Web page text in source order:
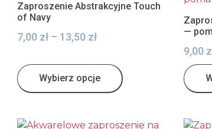
Zaproszenie Abstrakcyjne Touch
of Navy
7,00 zł – 13,50 zł
Wybierz opcje
—
9,00